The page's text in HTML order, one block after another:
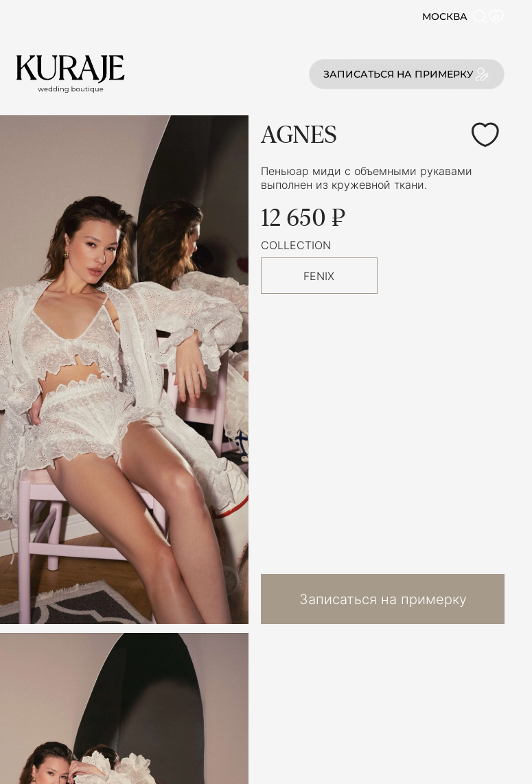
МОСКВА
ЗАПИСАТЬСЯ НА ПРИМЕРКУ
AGNES
Пеньюар миди с объемными рукавами
выполнен из кружевной ткани.
12 650 ₽
COLLECTION
FENIX
Записаться на примерку